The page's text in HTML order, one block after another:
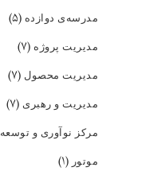
مدرسه‌ی دوازده (۵)
مدیریت پروژه (۷)
مدیریت محصول (۷)
مدیریت و رهبری (۷)
مرکز نوآوری و توسعه
موتور (۱)